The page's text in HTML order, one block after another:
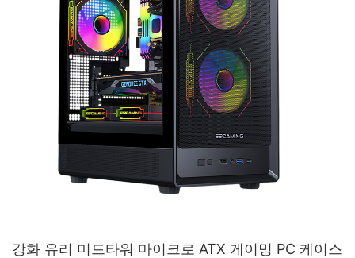
강화 유리 미드타워 마이크로 ATX 게이밍 PC 케이스